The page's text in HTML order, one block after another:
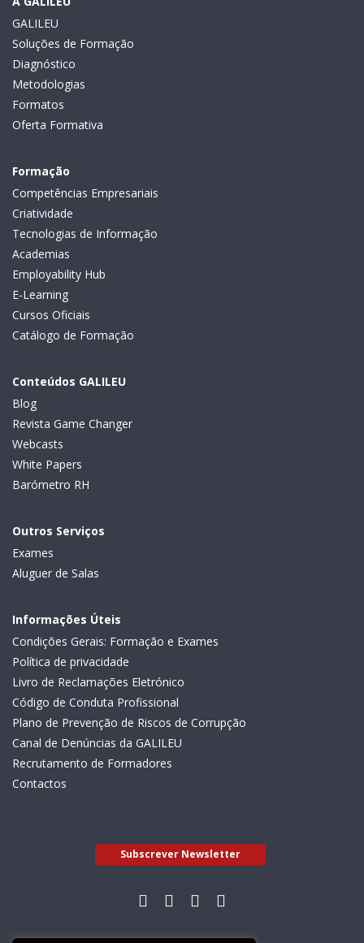
GALILEU
Soluções de Formação
Diagnóstico
Metodologias
Formatos
Oferta Formativa
Formação
Competências Empresariais
Criatividade
Tecnologias de Informação
Academias
Employability Hub
E-Learning
Cursos Oficiais
Catálogo de Formação
Conteúdos GALILEU
Blog
Revista Game Changer
Webcasts
White Papers
Barómetro RH
Outros Serviços
Exames
Aluguer de Salas
Informações Úteis
Condições Gerais: Formação e Exames
Política de privacidade
Livro de Reclamações Eletrónico
Código de Conduta Profissional
Plano de Prevenção de Riscos de Corrupção
Canal de Denúncias da GALILEU
Recrutamento de Formadores
Contactos
Subscrever Newsletter